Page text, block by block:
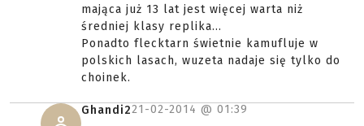
mająca już 13 lat jest więcej warta niż
średniej klasy replika...
Ponadto flecktarn świetnie kamufluje w
polskich lasach, wuzeta nadaje się tylko do
choinek.
Ghandi221-02-2014 @ 01:39